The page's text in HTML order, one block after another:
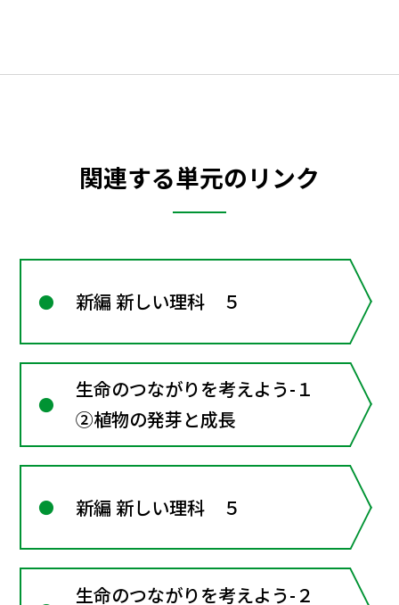
関連する単元のリンク
新編 新しい理科 ５
生命のつながりを考えよう-１
②植物の発芽と成長
新編 新しい理科 ５
生命のつながりを考えよう-２